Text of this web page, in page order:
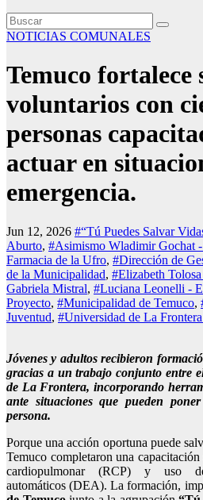
NOTICIAS COMUNALES
Temuco fortalece
voluntarios con
personas
actuar en
emergencia.
Jun 12, 2026 #“Tú Puedes Salvar
Aburto, #Asimismo Wladimir Gochat
Farmacia de la Ufro, #Dirección de
de la Municipalidad, #Elizabeth
Gabriela Mistral, #Luciana Leonelli -
Proyecto, #Municipalidad de Temuco,
Juventud, #Universidad de La
Jóvenes y adultos recibieron
gracias a un trabajo conjunto entre
de La Frontera, incorporando
ante situaciones que pueden
persona.
Porque una acción oportuna puede
Temuco completaron una
cardiopulmonar (RCP) y uso
automáticos (DEA). La formación,